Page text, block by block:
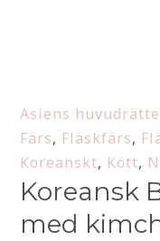
Asiens
Färs, Fläskfärs,
Koreanskt, Kött,
Koreansk
med